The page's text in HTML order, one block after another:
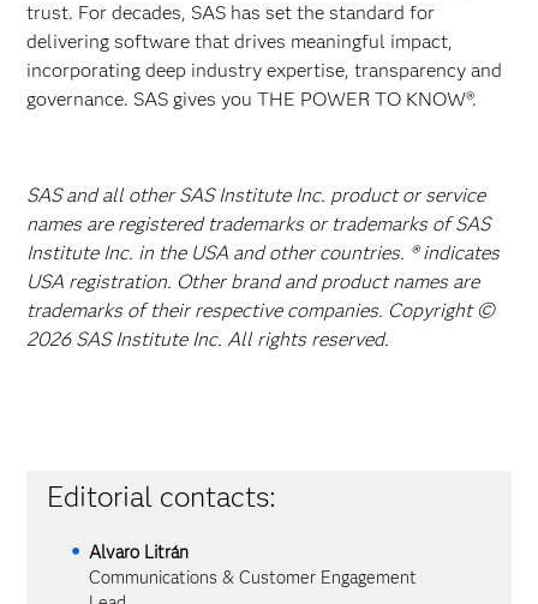
trust. For decades, SAS has set the standard for
delivering software that drives meaningful impact,
incorporating deep industry expertise, transparency and
governance. SAS gives you THE POWER TO KNOW®.
SAS and all other SAS Institute Inc. product or service
names are registered trademarks or trademarks of SAS
Institute Inc. in the USA and other countries. ® indicates
USA registration. Other brand and product names are
trademarks of their respective companies. Copyright ©
2026 SAS Institute Inc. All rights reserved.
Editorial contacts:
Alvaro Litrán
Communications & Customer Engagement